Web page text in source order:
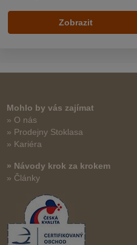
Zobrazit
Mohlo by vás zajímat
» O nás
» Prodejny Stoklasa
» Kariéra
» Návody krok za krokem
» Články